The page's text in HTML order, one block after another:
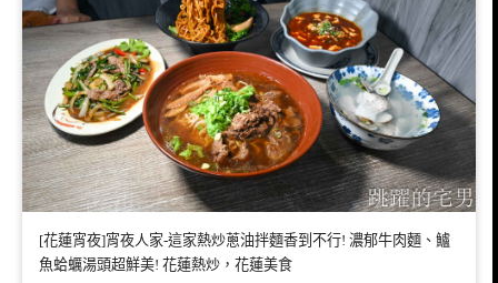
[花蓮宵夜]宵夜人家-這家熱炒蔥油拌麵香到不行! 濃郁牛肉麵、鱸
魚蛤蠣湯頭超鮮美! 花蓮熱炒，花蓮美食